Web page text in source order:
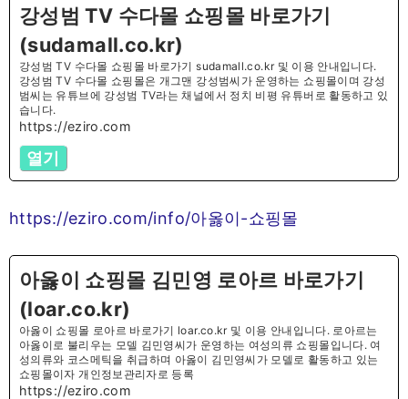
강성범 TV 수다몰 쇼핑몰 바로가기
(sudamall.co.kr)
강성범 TV 수다몰 쇼핑몰 바로가기 sudamall.co.kr 및 이용 안내입니다.
강성범 TV 수다몰 쇼핑몰은 개그맨 강성범씨가 운영하는 쇼핑몰이며 강성
범씨는 유튜브에 강성범 TV라는 채널에서 정치 비평 유튜버로 활동하고 있
습니다.
https://eziro.com
열기
https://eziro.com/info/아옳이-쇼핑몰
아옳이 쇼핑몰 김민영 로아르 바로가기
(loar.co.kr)
아옳이 쇼핑몰 로아르 바로가기 loar.co.kr 및 이용 안내입니다. 로아르는
아옳이로 불리우는 모델 김민영씨가 운영하는 여성의류 쇼핑몰입니다. 여
성의류와 코스메틱을 취급하며 아옳이 김민영씨가 모델로 활동하고 있는
쇼핑몰이자 개인정보관리자로 등록
https://eziro.com